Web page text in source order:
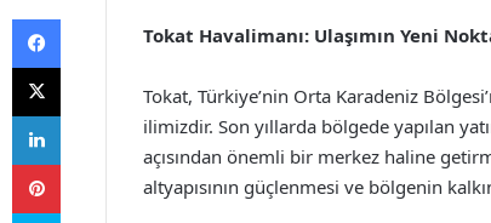
Tokat Havalimanı: Ulaşımın Yeni
Tokat, Türkiye’nin Orta Karadeniz
ilimizdir. Son yıllarda bölgede yapılan
açısından önemli bir merkez haline
altyapısının güçlenmesi ve bölgenin
Facebook
X
LinkedIn
Pinterest
Skype